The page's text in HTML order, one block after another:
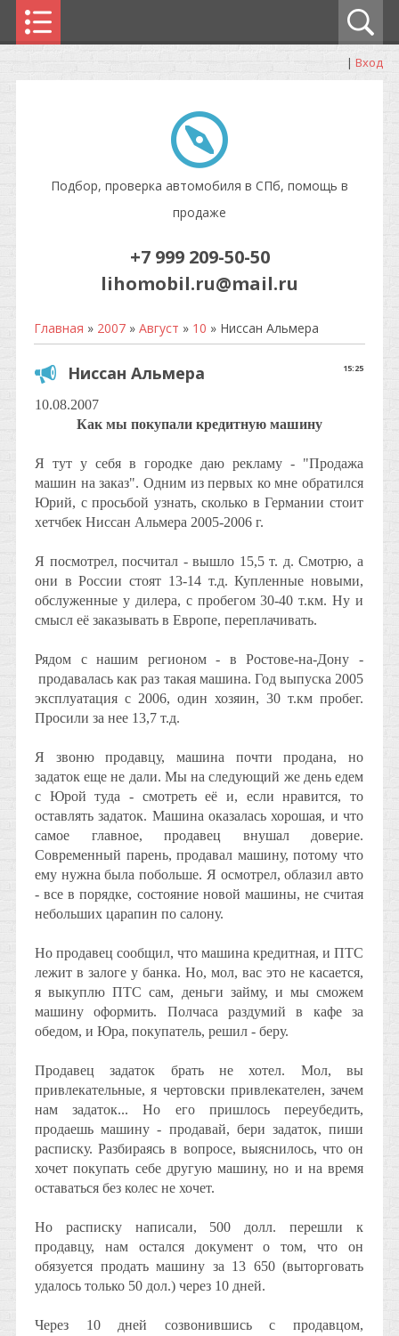
| Вход
Подбор, проверка автомобиля в СПб, помощь в
продаже
+7 999 209-50-50
lihomobil.ru@mail.ru
Главная » 2007 » Август » 10 » Ниссан Альмера
15:25
Ниссан Альмера
10.08.2007
Как мы покупали кредитную машину
Я тут у себя в городке даю рекламу - "Продажа
машин на заказ". Одним из первых ко мне обратился
Юрий, с просьбой узнать, сколько в Германии стоит
хетчбек Ниссан Альмера 2005-2006 г.
Я посмотрел, посчитал - вышло 15,5 т. д. Смотрю, а
они в России стоят 13-14 т.д. Купленные новыми,
обслуженные у дилера, с пробегом 30-40 т.км. Ну и
смысл её заказывать в Европе, переплачивать.
Рядом с нашим регионом - в Ростове-на-Дону -
продавалась как раз такая машина. Год выпуска 2005
эксплуатация с 2006, один хозяин, 30 т.км пробег.
Просили за нее 13,7 т.д.
Я звоню продавцу, машина почти продана, но
задаток еще не дали. Мы на следующий же день едем
с Юрой туда - смотреть её и, если нравится, то
оставлять задаток. Машина оказалась хорошая, и что
самое главное, продавец внушал доверие.
Современный парень, продавал машину, потому что
ему нужна была побольше. Я осмотрел, облазил авто
- все в порядке, состояние новой машины, не считая
небольших царапин по салону.
Но продавец сообщил, что машина кредитная, и ПТС
лежит в залоге у банка. Но, мол, вас это не касается,
я выкуплю ПТС сам, деньги займу, и мы сможем
машину оформить. Полчаса раздумий в кафе за
обедом, и Юра, покупатель, решил - беру.
Продавец задаток брать не хотел. Мол, вы
привлекательные, я чертовски привлекателен, зачем
нам задаток... Но его пришлось переубедить,
продаешь машину - продавай, бери задаток, пиши
расписку. Разбираясь в вопросе, выяснилось, что он
хочет покупать себе другую машину, но и на время
оставаться без колес не хочет.
Но расписку написали, 500 долл. перешли к
продавцу, нам остался документ о том, что он
обязуется продать машину за 13 650 (выторговать
удалось только 50 дол.) через 10 дней.
Через 10 дней созвонившись с продавцом,